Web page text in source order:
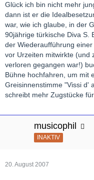
Glück ich bin nicht mehr
dann ist er die
war, wie ich glaube, in der
90jährige türkische Diva S.
der Wiederaufführung
vor Urzeiten mitwirkte (und
verloren gegangen war!)
Bühne hochfahren, um mit
Greisinnenstimme "Vissi d'
schreibt mehr Zugstücke
musicophil
INAKTIV
20. August 2007